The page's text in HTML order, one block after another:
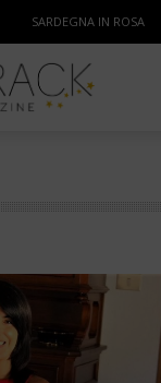
SARDEGNA IN ROSA